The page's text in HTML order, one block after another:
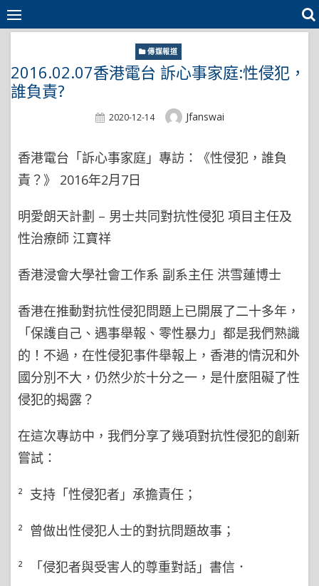
Skip
to
傳媒報道
2016.02.07香港電台 訴心事家庭:性侵犯，
誰負責?
Posted
2020-12-14 Author
Jfanswai
香港電台「訴心事家庭」專訪：《性侵犯，誰負
責？》 2016年2月7日
明愛朗天計劃 – 男士共同對抗性侵犯 項目主任及
性治療師 江寶祥
香港浸會大學社會工作系 副系主任 洪雪蓮博士
香港在推動對抗性侵犯問題上已開展了二十多年，
「保護自己、遇事舉報、零性暴力」都是我們熟識
的！不過，在性侵犯事件舉報上，香港的情況和外
國分別不大，仍然少於十分之一，是什麼阻礙了性
侵犯的揭露？
在這次專訪中，我們分享了幾項對抗性侵犯的創新
嘗試：
² 支持「性侵犯者」承擔責任；
² 曾做出性侵犯人士的對抗問題故事；
² 「侵犯者與受害人的尊重對話」書信．